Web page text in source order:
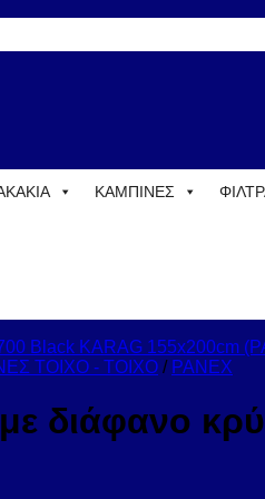
ΚΑΜΠΙΝΕΣ
ΤΟΙΧΟ - ΤΟΙΧΟ / PANEX
διάφανο